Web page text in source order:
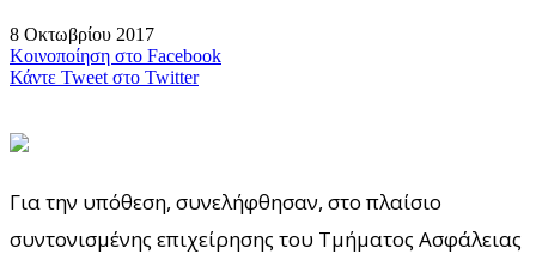
8 Οκτωβρίου 2017
Κοινοποίηση στο Facebook
Κάντε Tweet στο Twitter
Για την υπόθεση, συνελήφθησαν, στο πλαίσιο
συντονισμένης επιχείρησης του Τμήματος Ασφάλειας